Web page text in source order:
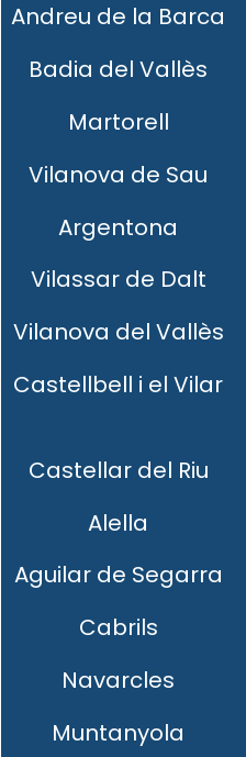
Andreu de la Barca
Badia del Vallès
Martorell
Vilanova de Sau
Argentona
Vilassar de Dalt
Vilanova del Vallès
Castellbell i el Vilar
Castellar del Riu
Alella
Aguilar de Segarra
Cabrils
Navarcles
Muntanyola